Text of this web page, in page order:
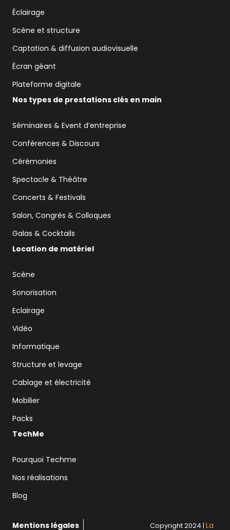
Éclairage
Scène et structure
Captation & diffusion audiovisuelle
Écran géant
Plateforme digitale
Nos types de prestations clés en main
Séminaires & Event d’entreprise
Conférences & Discours
Cérémonies
Spectacle & Théâtre
Concerts & Festivals
Salon, Congrès & Colloques
Galas & Cocktails
Location de matériel
Scène
Sonorisation
Eclairage
Vidéo
Informatique
Structure et levage
Cablage et électricité
Mobilier
Packs
TechMe
Pourquoi Techme
Nos réalisations
Blog
Mentions légales Copyright 2024 |La